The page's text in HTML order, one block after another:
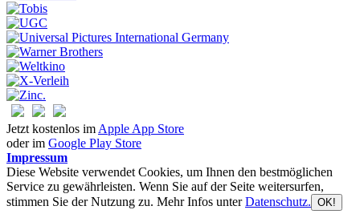
Jetzt kostenlos im Apple App Store
oder im Google Play Store
Impressum
Diese Website verwendet Cookies, um Ihnen den bestmöglichen
Service zu gewährleisten. Wenn Sie auf der Seite weitersurfen,
stimmen Sie der Nutzung zu. Mehr Infos unterDatenschutz. OK!